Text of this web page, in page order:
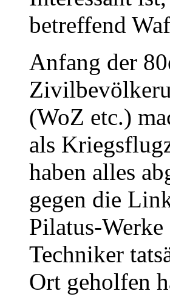
betreffend
Anfang der
(WoZ etc.)
als
haben alles
gegen die
Pilatus-Werke
Techniker
Ort geholfen